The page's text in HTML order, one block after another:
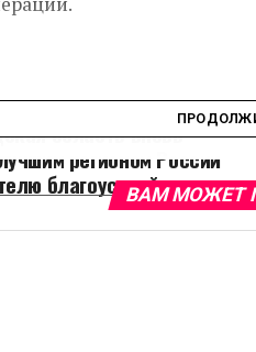
область вновь
регионом России
благоустройства
ВАМ МОЖЕТ